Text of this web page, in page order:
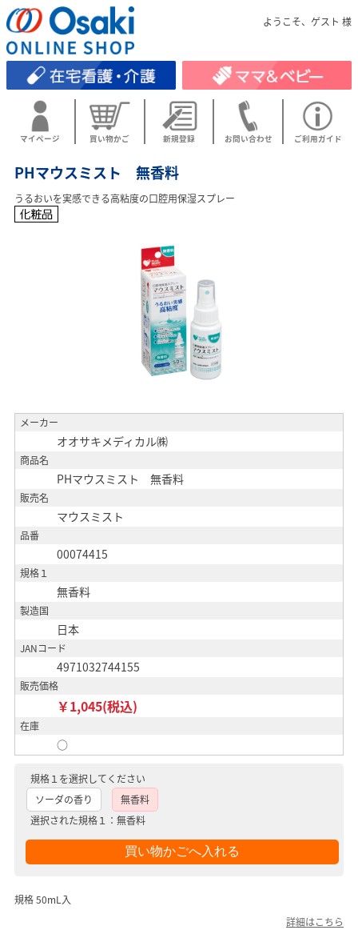
ようこそ、ゲスト 様
マイページ 買い物かご 新規登録 お問い合わせ ご利用ガイド
PHマウスミスト 無香料
うるおいを実感できる高粘度の口腔用保湿スプレー
メーカー
オオサキメディカル㈱
商品名
PHマウスミスト 無香料
販売名
マウスミスト
品番
00074415
規格１
無香料
製造国
日本
JANコード
4971032744155
販売価格
￥1,045(税込)
在庫
○
規格１を選択してください
ソーダの香り
無香料
選択された規格１：無香料
規格 50mL入
詳細はこちら